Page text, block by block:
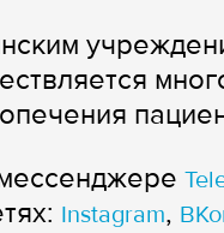
Instagram,